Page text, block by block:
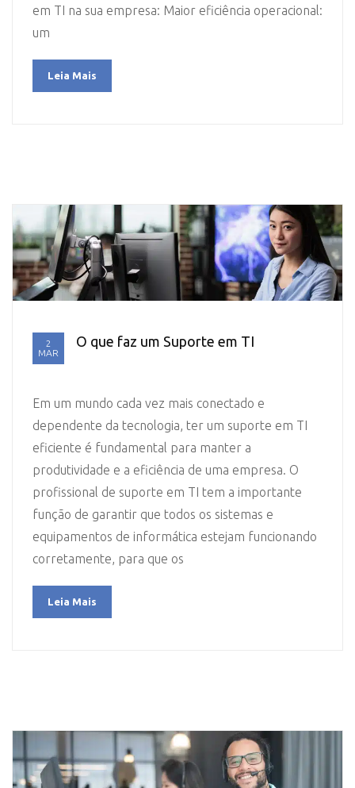
em TI na sua empresa: Maior eficiência operacional:
um
Leia Mais
2
MAR
O que faz um Suporte em TI
Em um mundo cada vez mais conectado e
dependente da tecnologia, ter um suporte em TI
eficiente é fundamental para manter a
produtividade e a eficiência de uma empresa. O
profissional de suporte em TI tem a importante
função de garantir que todos os sistemas e
equipamentos de informática estejam funcionando
corretamente, para que os
Leia Mais